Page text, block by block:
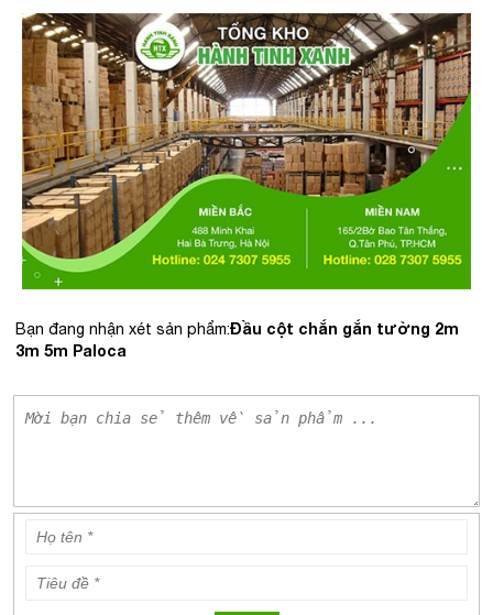
Bạn đang nhận xét sản phẩm:Đầu cột chắn gắn tường 2m
3m 5m Paloca